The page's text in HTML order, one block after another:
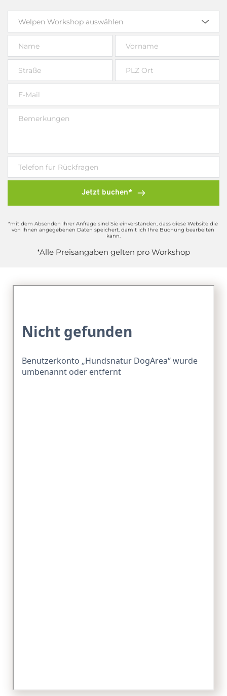
Welpen Workshop auswählen
Jetzt buchen*
*mit dem Absenden Ihrer Anfrage sind Sie einverstanden, dass diese Website die
von Ihnen angegebenen Daten speichert, damit ich Ihre Buchung bearbeiten
kann.
*Alle Preisangaben gelten pro Workshop